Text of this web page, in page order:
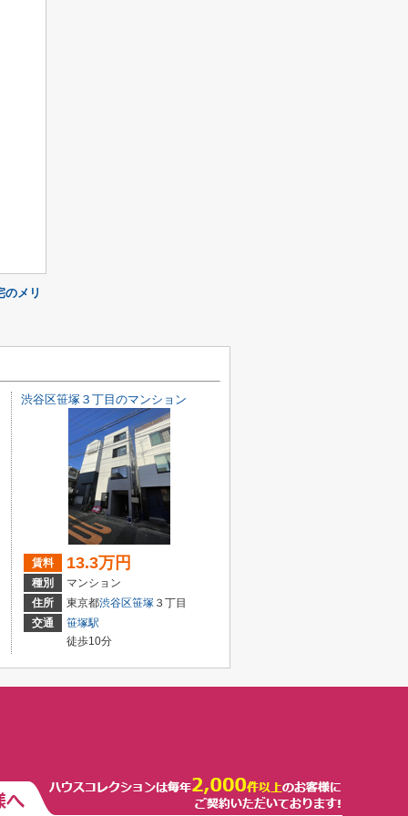
のメリ
渋谷区笹塚３丁目のマンション
賃料 13.3万円
種別
マンション
住所
東京都渋谷区笹塚 ３丁目
交通
笹塚駅
徒歩10分